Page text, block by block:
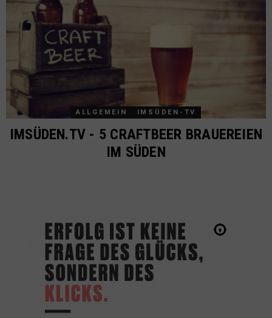
ALLGEMEIN IMSÜDEN-TV
IMSÜDEN.TV - 5 CRAFTBEER BRAUEREIEN
IM SÜDEN